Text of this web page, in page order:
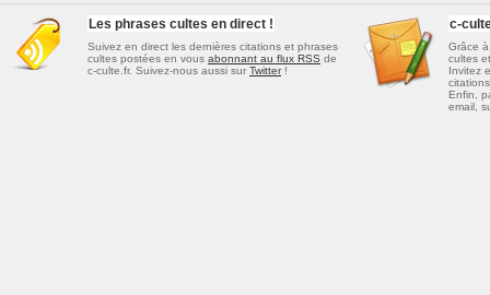
Les phrases cultes en direct !
Suivez en direct les dernières citations et phrases
cultes postées en vous abonnant au flux RSS de
c-culte.fr. Suivez-nous aussi sur Twitter!
c-
Grâce
cultes
Invitez
citations
Enfin,
email,